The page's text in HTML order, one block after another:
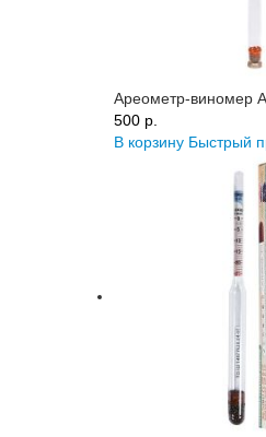
Ареометр-виномер
500 p.
В корзину Быстрый